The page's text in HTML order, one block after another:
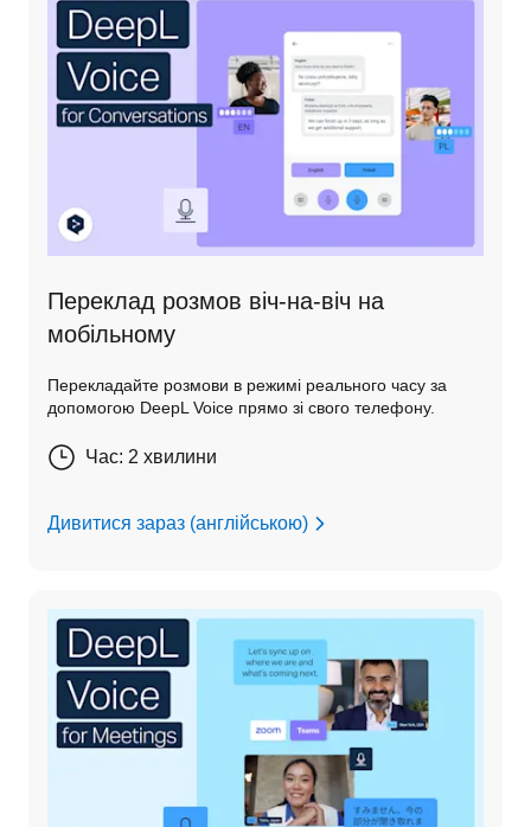
Переклад розмов віч-на-віч на
мобільному
Перекладайте розмови в режимі реального часу за
допомогою DeepL Voice прямо зі свого телефону.
Час: 2 хвилини
Дивитися зараз (англійською)